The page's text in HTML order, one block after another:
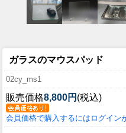
ガラスのマウスパッド
02cy_ms1
販売価格8,800円 (税込)
会員価格で購入するにはログイン